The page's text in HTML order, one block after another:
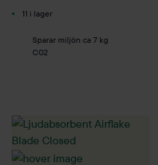
11 i lager
Sparar miljön ca 7 kg
C02